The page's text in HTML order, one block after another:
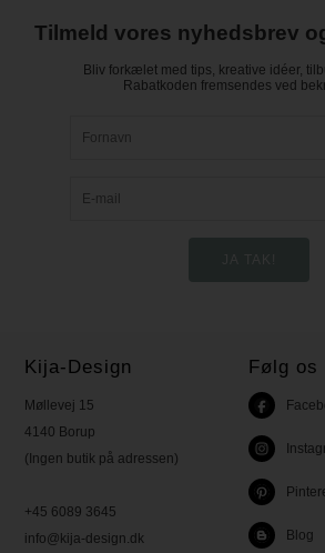
Tilmeld vores nyhedsbrev
Bliv forkælet med tips, kreative idéer,
Rabatkoden fremsendes ved
Kija-Design
Møllevej 15
4140 Borup
(Ingen butik på adressen)
+45 6089 3645
info@kija-design.dk
Følg os
Blog